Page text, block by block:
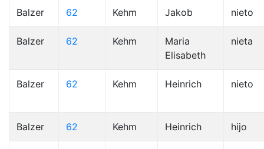
Balzer 62 Kehm Jakob nieto
Balzer 62 Kehm
Maria
Elisabeth
nieta
Balzer 62 Kehm Heinrich nieto
Balzer 62 Kehm Heinrich hijo